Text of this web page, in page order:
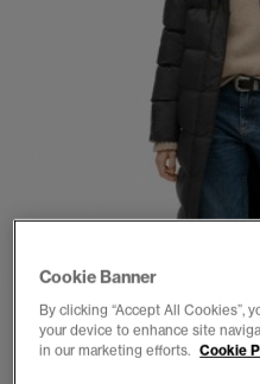
Cookie Banner
By clicking “Accept All Cookies”,
your device to enhance site
in our marketing efforts. Cookie